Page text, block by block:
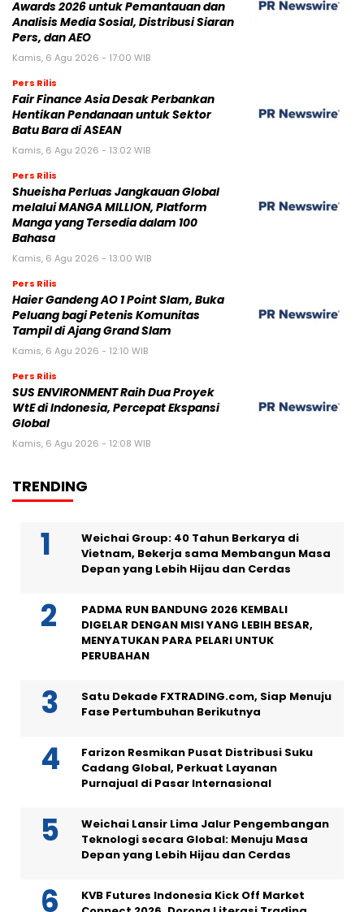
Awards 2026 untuk Pemantauan dan
Analisis Media Sosial, Distribusi Siaran
Pers, dan AEO
Kamis, 6 Agu 2026 - 17:00 WIB
Pers Rilis
Fair Finance Asia Desak Perbankan
Hentikan Pendanaan untuk Sektor
Batu Bara di ASEAN
Kamis, 6 Agu 2026 - 13:02 WIB
Pers Rilis
Shueisha Perluas Jangkauan Global
melalui MANGA MILLION, Platform
Manga yang Tersedia dalam 100
Bahasa
Kamis, 6 Agu 2026 - 13:00 WIB
Pers Rilis
Haier Gandeng AO 1 Point Slam, Buka
Peluang bagi Petenis Komunitas
Tampil di Ajang Grand Slam
Kamis, 6 Agu 2026 - 12:10 WIB
Pers Rilis
SUS ENVIRONMENT Raih Dua Proyek
WtE di Indonesia, Percepat Ekspansi
Global
Kamis, 6 Agu 2026 - 12:08 WIB
TRENDING
Weichai Group: 40 Tahun Berkarya di
Vietnam, Bekerja sama Membangun Masa
Depan yang Lebih Hijau dan Cerdas
PADMA RUN BANDUNG 2026 KEMBALI
DIGELAR DENGAN MISI YANG LEBIH BESAR,
MENYATUKAN PARA PELARI UNTUK
PERUBAHAN
Satu Dekade FXTRADING.com, Siap Menuju
Fase Pertumbuhan Berikutnya
Farizon Resmikan Pusat Distribusi Suku
Cadang Global, Perkuat Layanan
Purnajual di Pasar Internasional
Weichai Lansir Lima Jalur Pengembangan
Teknologi secara Global: Menuju Masa
Depan yang Lebih Hijau dan Cerdas
KVB Futures Indonesia Kick Off Market